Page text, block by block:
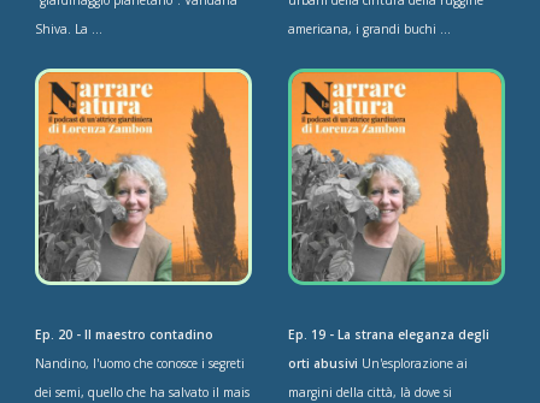
Shiva. La ...
americana, i grandi buchi ...
Ep. 20 - Il maestro contadino
Nandino, l'uomo che conosce i segreti
dei semi, quello che ha salvato il mais
Ep. 19 - La strana eleganza degli
orti abusivi Un'esplorazione ai
margini della città, là dove si